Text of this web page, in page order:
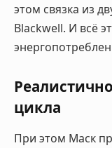
этом связка из
Blackwell. И всё
цикла
При этом Маск